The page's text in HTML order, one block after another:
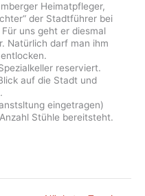
Heimatpfleger,
der Stadtführer bei
uns geht er diesmal
Natürlich darf man ihm
reserviert.
auf die Stadt und
eingetragen)
Stühle bereitsteht.